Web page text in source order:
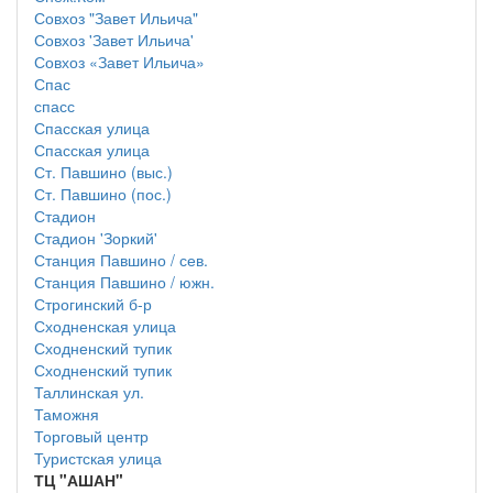
Совхоз "Завет Ильича"
Совхоз 'Завет Ильича'
Совхоз «Завет Ильича»
Спас
спасс
Спасская улица
Спасская улица
Ст. Павшино (выс.)
Ст. Павшино (пос.)
Стадион
Стадион 'Зоркий'
Станция Павшино / сев.
Станция Павшино / южн.
Строгинский б-р
Сходненская улица
Сходненский тупик
Сходненский тупик
Таллинская ул.
Таможня
Торговый центр
Туристская улица
ТЦ "АШАН"